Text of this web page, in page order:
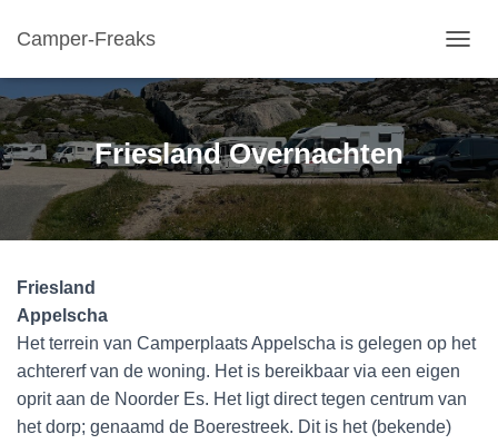
Camper-Freaks
Friesland Overnachten
Friesland
Appelscha
Het terrein van Camperplaats Appelscha is gelegen op het
achtererf van de woning. Het is bereikbaar via een eigen
oprit aan de Noorder Es. Het ligt direct tegen centrum van
het dorp; genaamd de Boerestreek. Dit is het (bekende)